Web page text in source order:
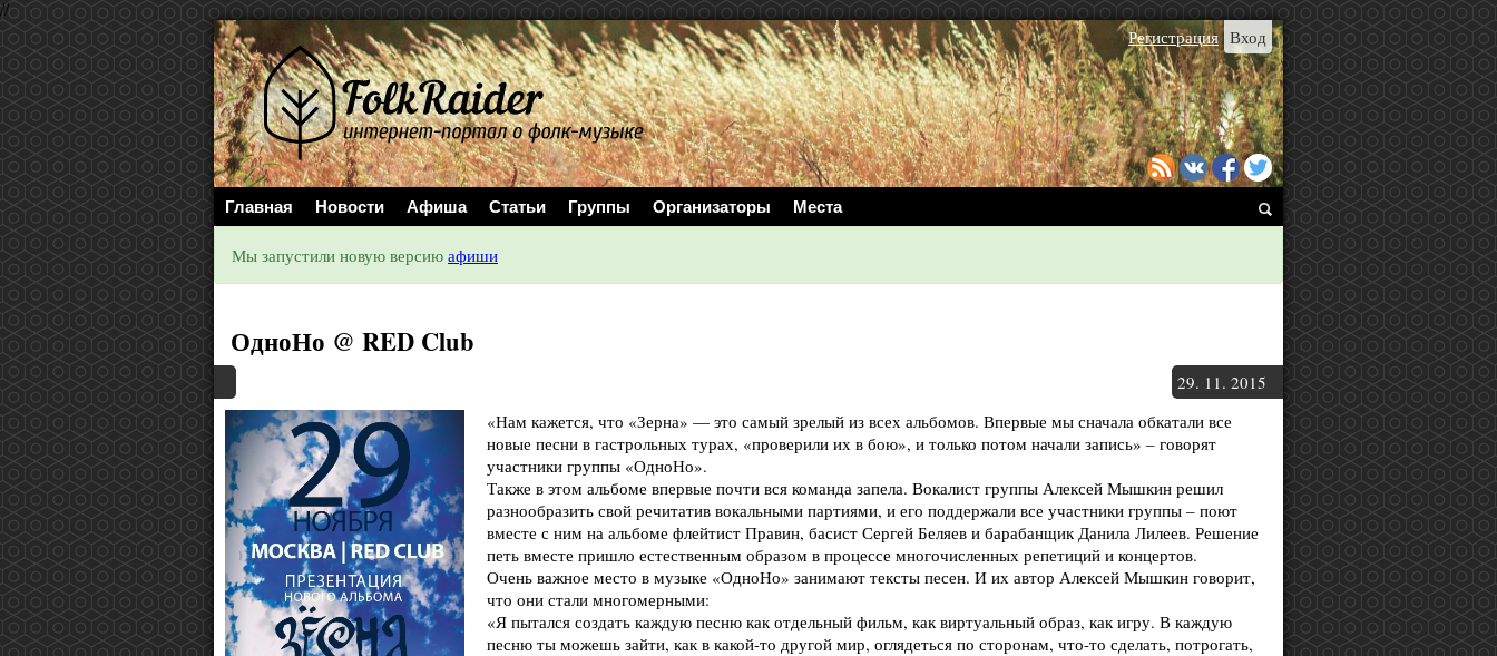
//
Вход
Регистрация
Главная Новости Афиша Статьи Группы Организаторы Места
Мы запустили новую версию афиши
ОдноНо @ RED Club
29. 11. 2015
«Нам кажется, что «Зерна» — это самый зрелый из всех альбомов. Впервые мы сначала обкатали все
новые песни в гастрольных турах, «проверили их в бою», и только потом начали запись» – говорят
участники группы «ОдноНо».
Также в этом альбоме впервые почти вся команда запела. Вокалист группы Алексей Мышкин решил
разнообразить свой речитатив вокальными партиями, и его поддержали все участники группы – поют
вместе с ним на альбоме флейтист Правин, басист Сергей Беляев и барабанщик Данила Лилеев. Решение
петь вместе пришло естественным образом в процессе многочисленных репетиций и концертов.
Очень важное место в музыке «ОдноНо» занимают тексты песен. И их автор Алексей Мышкин говорит,
что они стали многомерными:
«Я пытался создать каждую песню как отдельный фильм, как виртуальный образ, как игру. В каждую
песню ты можешь зайти, как в какой-то другой мир, оглядеться по сторонам, что-то сделать, потрогать,